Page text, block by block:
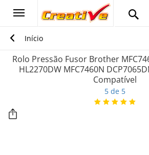
Início
Rolo Pressão Fusor Brother
HL2270DW MFC7460N
Compatível
5 de 5